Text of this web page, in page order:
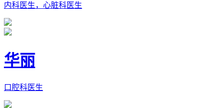
内科医生，心脏科医生
华丽
口腔科医生